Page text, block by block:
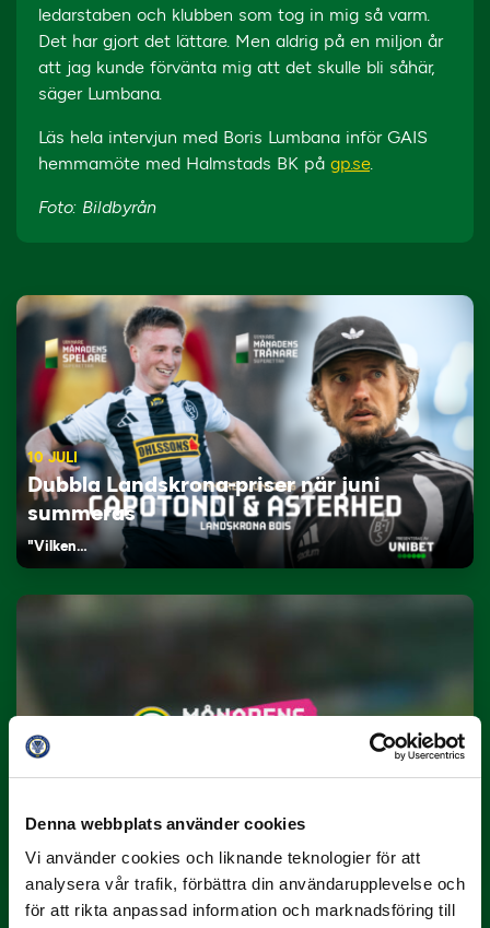
Denna webbplats använder cookies
Vi använder cookies och liknande teknologier för att
analysera vår trafik, förbättra din användarupplevelse och
för att rikta anpassad information och marknadsföring till
ledarstaben och klubben som tog in mig så varm.
Det har gjort det lättare. Men aldrig på en miljon år
att jag kunde förvänta mig att det skulle bli såhär,
säger Lumbana.
Läs hela intervjun med Boris Lumbana inför GAIS
hemmamöte med Halmstads BK på gp.se.
Foto: Bildbyrån
10 JULI
Dubbla Landskrona-priser när juni
summeras
"Vilken…
9 JULI
Han gjorde Månadens Mål i juni: ”En
projektil”